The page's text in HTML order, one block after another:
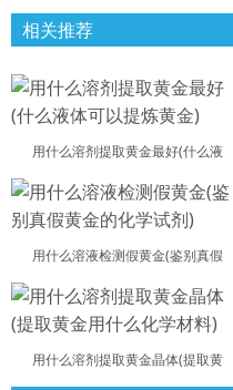
相关推荐
用什么溶剂提取黄金最好(什么液
用什么溶液检测假黄金(鉴别真假
用什么溶剂提取黄金晶体(提取黄